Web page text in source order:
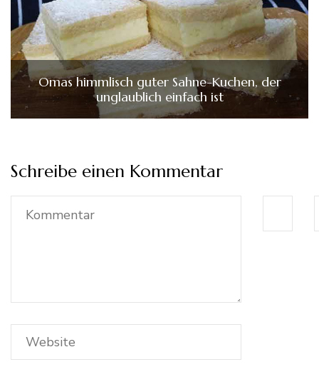
Omas himmlisch guter Sahne-Kuchen, der
unglaublich einfach ist
Schreibe einen Kommentar